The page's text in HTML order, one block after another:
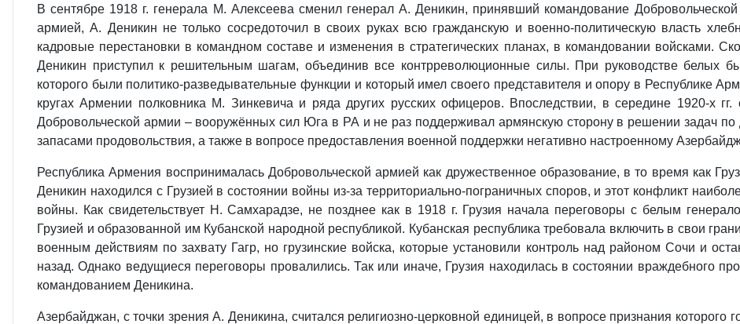
В сентябре 1918 г. генерала М. Алексеева сменил генерал А. Деникин, принявший командование
армией, А. Деникин не только сосредоточил в своих руках всю гражданскую и военно-политическую власть
кадровые перестановки в командном составе и изменения в стратегических планах, в командовании войсками.
Деникин приступил к решительным шагам, объединив все контрреволюционные силы. При руководстве белых
которого были политико-разведывательные функции и который имел своего представителя и опору в Республике
кругах Армении полковника М. Зинкевича и ряда других русских офицеров. Впоследствии, в середине 1920-х гг.
Добровольческой армии – вооружённых сил Юга в РА и не раз поддерживал армянскую сторону в решении задач
запасами продовольствия, а также в вопросе предоставления военной поддержки негативно настроенному
Республика Армения воспринималась Добровольческой армией как дружественное образование, в то время как
Деникин находился с Грузией в состоянии войны из-за территориально-пограничных споров, и этот конфликт
войны. Как свидетельствует Н. Самхарадзе, не позднее как в 1918 г. Грузия начала переговоры с белым
Грузией и образованной им Кубанской народной республикой. Кубанская республика требовала включить в свои
военным действиям по захвату Гагр, но грузинские войска, которые установили контроль над районом Сочи и
назад. Однако ведущиеся переговоры провалились. Так или иначе, Грузия находилась в состоянии враждебного
командованием Деникина.
Азербайджан, с точки зрения А. Деникина, считался религиозно-церковной единицей, в вопросе признания которого